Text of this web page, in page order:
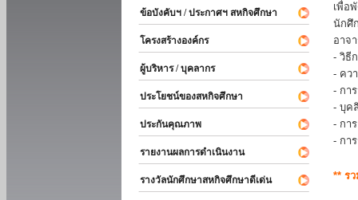
ข้อบังคับฯ / ประกาศฯ สหกิจศึกษา
โครงสร้างองค์กร
ผู้บริหาร / บุคลากร
ประโยชน์ของสหกิจศึกษา
ประกันคุณภาพ
รายงานผลการดำเนินงาน
รางวัลนักศึกษาสหกิจศึกษาดีเด่น
เพื่อ
นักศึ
อาจ
- วิธี
- คว
- กา
- บุค
- กา
- กา
** ร